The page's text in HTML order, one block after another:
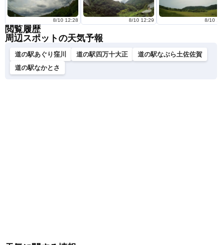
8/10 12:28 8/10 12:29 8/10
閲覧履歴
周辺スポットの天気予報
道の駅あぐり窪川 道の駅四万十大正
道の駅なぶら土佐佐賀
道の駅なかとさ